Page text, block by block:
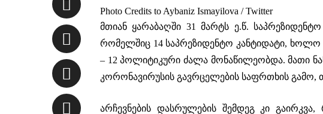
Photo Credits to Aybaniz Ismayilova / Twitter
მთიან ყარაბაღში 31 მარტს ე.წ.
რომელშიც 14 საპრეზიდენტო კანტიდატი,
– 12 პოლიტიკური ძალა მონაწილეობდა. მათი
კორონავირუსის გავრცელების საფრთხის
არჩევნების დასრულების შემდეგ კი